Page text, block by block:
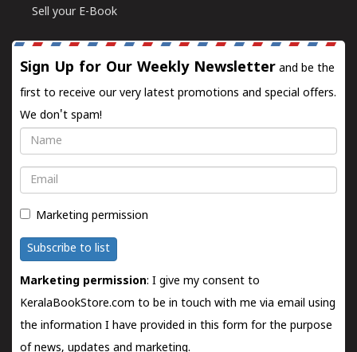
Sell your E-Book
Sign Up for Our Weekly Newsletter and be the
first to receive our very latest promotions and special offers.
We don't spam!
Name
Email
Marketing permission
Subscribe to list
Marketing permission: I give my consent to
KeralaBookStore.com to be in touch with me via email using
the information I have provided in this form for the purpose
of news, updates and marketing.